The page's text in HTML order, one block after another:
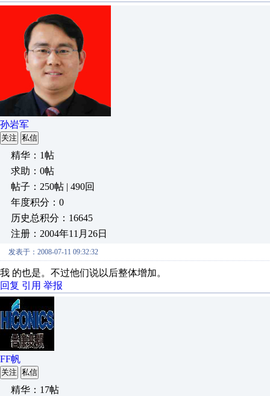
孙岩军
关注 私信
精华：1帖
求助：0帖
帖子：250帖 | 490回
年度积分：0
历史总积分：16645
注册：2004年11月26日
发表于：2008-07-11 09:32:32
我 的也是。不过他们说以后整体增加。
回复 引用 举报
FF帆
关注 私信
精华：17帖